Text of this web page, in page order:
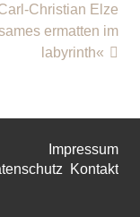
Christian Elze
ermatten im
labyrinth«
Impressum
Kontakt